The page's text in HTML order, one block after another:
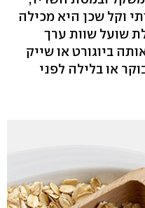
וקל שכן היא מכילה
גרם שיבולת שועל שוות ערך
אותה ביוגורט או שייק
או בלילה לפני